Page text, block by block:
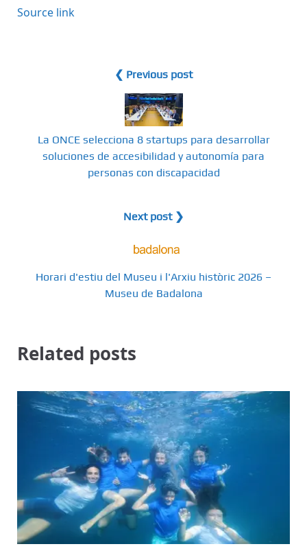
Source link
❮ Previous post
La ONCE selecciona 8 startups para desarrollar
soluciones de accesibilidad y autonomía para
personas con discapacidad
Next post ❯
Horari d'estiu del Museu i l'Arxiu històric 2026 –
Museu de Badalona
Related posts